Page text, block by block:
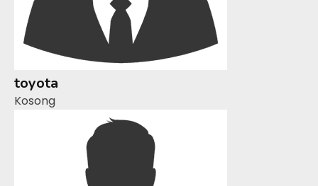
toyota
Kosong